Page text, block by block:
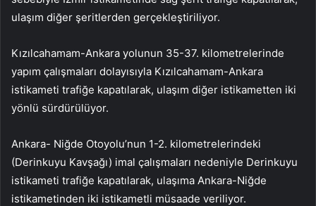
ulaşım diğer şeritlerden gerçekleştiriliyor.
Kızılcahamam-Ankara yolunun 35-37. kilometrelerinde
yapım çalışmaları dolayısıyla Kızılcahamam-Ankara
istikameti trafiğe kapatılarak, ulaşım diğer istikametten iki
yönlü sürdürülüyor.
Ankara- Niğde Otoyolu’nun 1-2. kilometrelerindeki
(Derinkuyu Kavşağı) imal çalışmaları nedeniyle Derinkuyu
istikameti trafiğe kapatılarak, ulaşıma Ankara-Niğde
istikametinden iki istikametli müsaade veriliyor.